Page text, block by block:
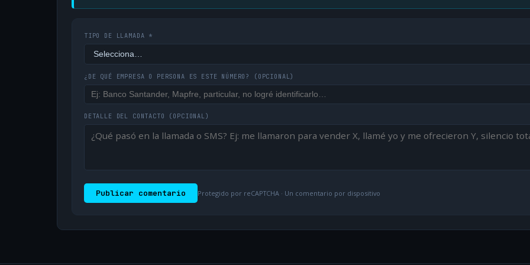
TIPO DE LLAMADA *
¿DE QUÉ EMPRESA O PERSONA ES ESTE NÚMERO? (OPCIONAL)
DETALLE DEL CONTACTO (OPCIONAL)
Publicar comentario Protegido por reCAPTCHA · Un comentario por dispositivo